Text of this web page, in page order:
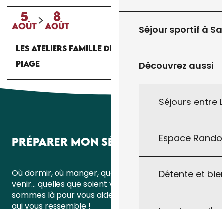
Séjour sportif à
Découvrez aussi
Séjours entre
Espace
Détente et
5
AOÛT
8
AOÛT
LES ATELIERS FAMILLE DE LA MAISON DU
PIAGE
PRÉPARER MON SÉJOUR
Où dormir, où manger, quoi faire ou comment
venir… quelles que soient vos questions, nous
sommes là pour vous aider à organiser un séjour
qui vous ressemble !